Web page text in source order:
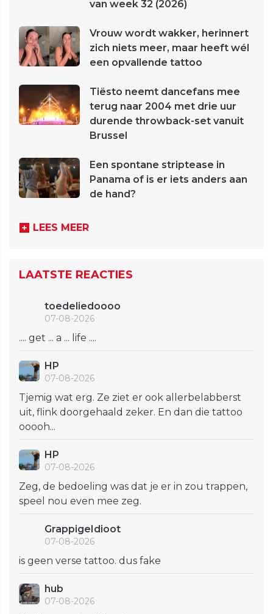
van week 32 (2026)
Vrouw wordt wakker, herinnert
zich niets meer, maar heeft wél
een opvallende tattoo
Tiësto neemt dancefans mee
terug naar 2004 met drie uur
durende throwback-set vanuit
Brussel
Een spontane striptease in
Panama of is er iets anders aan
de hand?
LEES MEER
LAATSTE REACTIES
toedeliedoooo
07-08-2026
.... get ... a ... life ....
HP
07-08-2026
Tjemig wat erg. Ze ziet er ook allerbelabberst
uit, flink doorgehaald zeker. En dan die tattoo
ooooh...
HP
07-08-2026
Zeg, de bedoeling was dat je er in zou trappen,
speel nou even mee zeg.
GrappigeIdioot
07-08-2026
is geen verse tattoo. dus fake
hub
07-08-2026